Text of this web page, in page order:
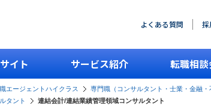
よくある質問 採
イト サービス紹介 転職相
エージェントハイクラス 専門職（コンサルタント・士業・金融・
タント
連結会計/連結業績管理領域コンサルタント